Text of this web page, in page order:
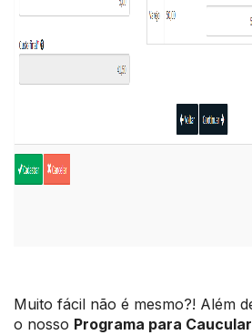
Muito fácil não é mesmo?! Além
o nosso Programa para